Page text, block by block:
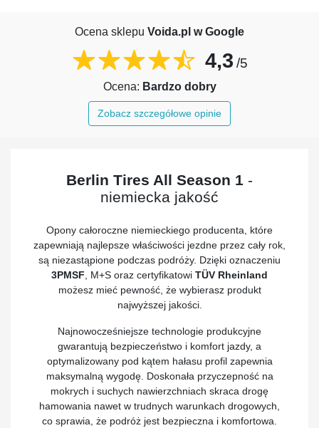
Ocena sklepu Voida.pl w Google
4,3 /5
Ocena: Bardzo dobry
Zobacz szczegółowe opinie
Berlin Tires All Season 1 -
niemiecka jakość
Opony całoroczne niemieckiego producenta, które
zapewniają najlepsze właściwości jezdne przez cały rok,
są niezastąpione podczas podróży. Dzięki oznaczeniu
3PMSF, M+S oraz certyfikatowi TÜV Rheinland
możesz mieć pewność, że wybierasz produkt
najwyższej jakości.
Najnowocześniejsze technologie produkcyjne
gwarantują bezpieczeństwo i komfort jazdy, a
optymalizowany pod kątem hałasu profil zapewnia
maksymalną wygodę. Doskonała przyczepność na
mokrych i suchych nawierzchniach skraca drogę
hamowania nawet w trudnych warunkach drogowych,
co sprawia, że podróż jest bezpieczna i komfortowa.